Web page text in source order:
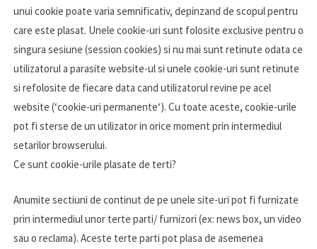
unui cookie poate varia semnificativ, depinzand de scopul pentru
care este plasat. Unele cookie-uri sunt folosite exclusive pentru o
singura sesiune (session cookies) si nu mai sunt retinute odata ce
utilizatorul a parasite website-ul si unele cookie-uri sunt retinute
si refolosite de fiecare data cand utilizatorul revine pe acel
website (‘cookie-uri permanente‘). Cu toate aceste, cookie-urile
pot fi sterse de un utilizator in orice moment prin intermediul
setarilor browserului.
Ce sunt cookie-urile plasate de terti?
Anumite sectiuni de continut de pe unele site-uri pot fi furnizate
prin intermediul unor terte parti/ furnizori (ex: news box, un video
sau o reclama). Aceste terte parti pot plasa de asemenea